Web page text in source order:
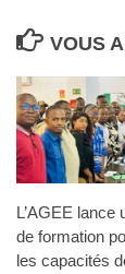
VOUS
L’AGEE lance
de formation
les capacités